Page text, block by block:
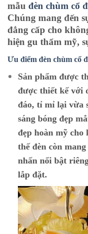
mẫu đèn chùm cổ
Chúng mang đến
đẳng cấp cho
hiện gu thẩm mỹ,
Ưu điểm đèn chùm cổ
Sản phẩm được
được thiết kế với
đáo, tỉ mỉ lại vừa
sáng bóng đẹp
đẹp hoàn mỹ
thế đèn còn
nhấn nổi bật
lắp đặt.